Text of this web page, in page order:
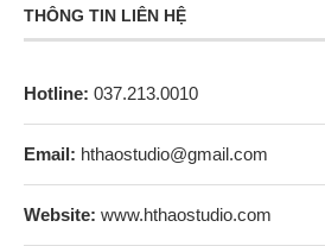
THÔNG TIN LIÊN HỆ
Hotline: 037.213.0010
Email: hthaostudio@gmail.com
Website: www.hthaostudio.com